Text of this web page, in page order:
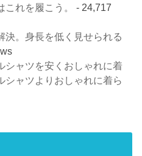
れを履こう。
- 24,717
決。身長を低く見せられる
シャツを安くおしゃれに着
シャツよりおしゃれに着ら